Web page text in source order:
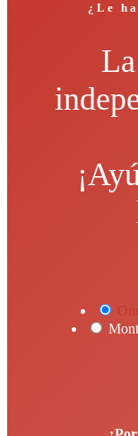
¿Le